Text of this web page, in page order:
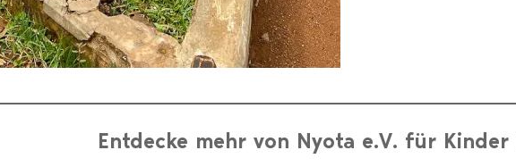
Entdecke mehr von Nyota e.V. für